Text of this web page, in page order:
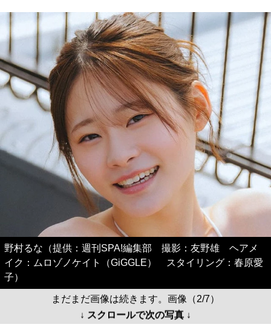
野村るな（提供：週刊SPA!編集部 撮影：友野雄 ヘアメ
イク：ムロゾノケイト（GiGGLE） スタイリング：春原愛
子）
まだまだ画像は続きます。画像（2/7）
↓ スクロールで次の写真 ↓